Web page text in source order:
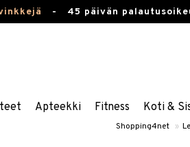
- 45 päivän
Apteekki Fitness Koti &
Shopping4net »